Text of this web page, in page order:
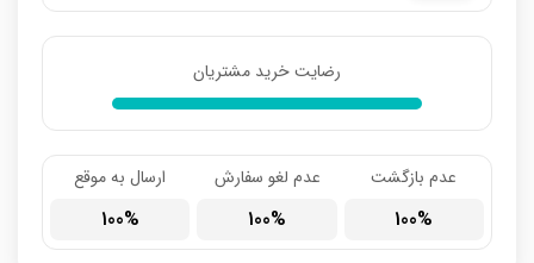
رضایت خرید مشتریان
عدم بازگشت
100
عدم لغو سفارش
100
ارسال به موقع
100